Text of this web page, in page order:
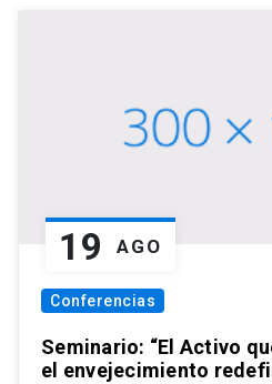
19 AGO
Conferencias
Seminario: “El Activo
el envejecimiento